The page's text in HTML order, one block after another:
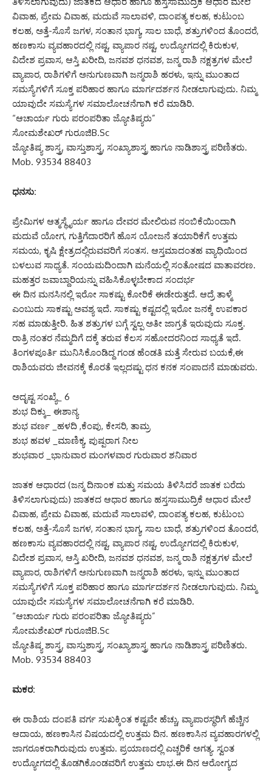
ವಿವಾಹ, ಪ್ರೇಮ ವಿವಾಹ, ಮದುವೆ ಸಾಲಾವಳಿ, ದಾಂಪತ್ಯ ಕಲಹ, ಕುಟುಂಬ
ಕಲಹ, ಅತ್ತೆ-ಸೊಸೆ ಜಗಳ, ಸಂತಾನ ಭಾಗ್ಯ, ಸಾಲ ಬಾಧೆ, ಶತ್ರುಗಳಿಂದ ತೊಂದರೆ,
ಹಣಕಾಸು ವ್ಯವಹಾರದಲ್ಲಿ ನಷ್ಟ, ವ್ಯಾಪಾರ ನಷ್ಟ, ಉದ್ಯೋಗದಲ್ಲಿ ಕಿರುಕುಳ,
ವಿದೇಶ ಪ್ರವಾಸ, ಆಸ್ತಿ ಖರೀದಿ, ಜನವಶ ಧನವಶ, ಜನ್ಮ ರಾಶಿ ನಕ್ಷತ್ರಗಳ ಮೇಲೆ
ವ್ಯಾಪಾರ, ರಾಶಿಗಳಿಗೆ ಅನುಗುಣವಾಗಿ ಜನ್ಮರಾಶಿ ಹರಳು, ಇನ್ನು ಮುಂತಾದ
ಸಮಸ್ಯೆಗಳಿಗೆ ಸೂಕ್ತ ಪರಿಹಾರ ಹಾಗೂ ಮಾರ್ಗದರ್ಶನ ನೀಡಲಾಗುವುದು. ನಿಮ್ಮ
ಯಾವುದೇ ಸಮಸ್ಯೆಗಳ ಸಮಾಲೋಚನೆಗಾಗಿ ಕರೆ ಮಾಡಿರಿ.
“ಆಚಾರ್ಯ ಗುರು ಪರಂಪರಿತಾ ಜ್ಯೋತಿಷ್ಯರು”
ಸೋಮಶೇಖರ್ ಗುರೂಜಿB.Sc
ಜ್ಯೋತಿಷ್ಯ ಶಾಸ್ತ್ರ, ವಾಸ್ತುಶಾಸ್ತ್ರ, ಸಂಖ್ಯಾಶಾಸ್ತ್ರ ಹಾಗೂ ನಾಡಿಶಾಸ್ತ್ರ ಪರಿಣಿತರು.
Mob. 93534 88403
ಧನಸು:
ಪ್ರೇಮಿಗಳ ಆತ್ಮಸ್ಥೈರ್ಯ ಹಾಗೂ ದೇವರ ಮೇಲಿರುವ ನಂಬಿಕೆಯಿಂದಾಗಿ
ಮದುವೆ ಯೋಗ, ಗುತ್ತಿಗೆದಾರರಿಗೆ ಹೊಸ ಯೋಜನೆ ತಯಾರಿಕೆಗೆ ಉತ್ತಮ
ಸಮಯ, ಕೃಷಿ ಕ್ಷೇತ್ರದಲ್ಲಿರುವವರಿಗೆ ಸಂತಸ. ಆಸ್ತಮಾದಂತಹ ವ್ಯಾಧಿಯಿಂದ
ಬಳಲುವ ಸಾಧ್ಯತೆ. ಸಂಯಮದಿಂದಾಗಿ ಮನೆಯಲ್ಲಿ ಸಂತೋಷದ ವಾತಾವರಣ.
ಮಹತ್ತರ ಜವಾಬ್ದಾರಿಯನ್ನು ವಹಿಸಿಕೊಳ್ಳಬೇಕಾದ ಸಂದರ್ಭ
ಈ ದಿನ ಮನಸಿನಲ್ಲಿ ಇರೋ ಸಾಕಷ್ಟು ಕೋರಿಕೆ ಈಡೇರುತ್ತದೆ. ಆದ್ರೆ ತಾಳ್ಮೆ
ಎಂಬುದು ಸಾಕಷ್ಟು ಅವಶ್ಯ ಇದೆ. ಸಾಕಷ್ಟು ಕಷ್ಟದಲ್ಲಿ ಇರೋ ಜನಕ್ಕೆ ಉಪಕಾರ
ಸಹ ಮಾಡುತ್ತೀರಿ. ಹಿತ ಶತ್ರುಗಳ ಬಗ್ಗೆ ಸ್ವಲ್ಪ ಅತೀ ಜಾಗ್ರತೆ ಇರುವುದು ಸೂಕ್ತ.
ರಾತ್ರಿ ನಂತರ ನೆಮ್ಮದಿಗೆ ದಕ್ಕೆ ತರುವ ಕೆಲಸ ಸಹೋದರನಿಂದ ಸಾಧ್ಯತೆ ಇದೆ.
ತಿಂಗಳಪೂರ್ತಿ ಮುನಿಸಿಕೊಂಡಿದ್ದ ಗಂಡ ಹೆಂಡತಿ ಮತ್ತೆ ಸೇರುವ ಬಯಕೆ,ಈ
ರಾಶಿಯವರು ಜೀವನಕ್ಕೆ ಕೊರತೆ ಇಲ್ಲದಷ್ಟು ಧನ ಕನಕ ಸಂಪಾದನೆ ಮಾಡುವರು.
ಅದೃಷ್ಟ ಸಂಖ್ಯೆ_ 6
ಶುಭ ದಿಕ್ಕು_ ಈಶಾನ್ಯ
ಶುಭ ವರ್ಣ _ಹಳದಿ ,ಕೆಂಪು, ಕೇಸರಿ, ತಾಮ್ರ
ಶುಭ ಹವಳ _ಮಾಣಿಕ್ಯ, ಪುಷ್ಪರಾಗ ನೀಲ
ಶುಭವಾರ _ಭಾನುವಾರ ಮಂಗಳವಾರ ಗುರುವಾರ ಶನಿವಾರ
ಜಾತಕ ಆಧಾರದ (ಜನ್ಮ ದಿನಾಂಕ ಮತ್ತು ಸಮಯ ತಿಳಿಸಿದರೆ ಜಾತಕ ಬರೆದು
ತಿಳಿಸಲಾಗುವುದು) ಜಾತಕದ ಆಧಾರ ಹಾಗೂ ಹಸ್ತಸಾಮುದ್ರಿಕೆ ಆಧಾರ ಮೇಲೆ
ವಿವಾಹ, ಪ್ರೇಮ ವಿವಾಹ, ಮದುವೆ ಸಾಲಾವಳಿ, ದಾಂಪತ್ಯ ಕಲಹ, ಕುಟುಂಬ
ಕಲಹ, ಅತ್ತೆ-ಸೊಸೆ ಜಗಳ, ಸಂತಾನ ಭಾಗ್ಯ, ಸಾಲ ಬಾಧೆ, ಶತ್ರುಗಳಿಂದ ತೊಂದರೆ,
ಹಣಕಾಸು ವ್ಯವಹಾರದಲ್ಲಿ ನಷ್ಟ, ವ್ಯಾಪಾರ ನಷ್ಟ, ಉದ್ಯೋಗದಲ್ಲಿ ಕಿರುಕುಳ,
ವಿದೇಶ ಪ್ರವಾಸ, ಆಸ್ತಿ ಖರೀದಿ, ಜನವಶ ಧನವಶ, ಜನ್ಮ ರಾಶಿ ನಕ್ಷತ್ರಗಳ ಮೇಲೆ
ವ್ಯಾಪಾರ, ರಾಶಿಗಳಿಗೆ ಅನುಗುಣವಾಗಿ ಜನ್ಮರಾಶಿ ಹರಳು, ಇನ್ನು ಮುಂತಾದ
ಸಮಸ್ಯೆಗಳಿಗೆ ಸೂಕ್ತ ಪರಿಹಾರ ಹಾಗೂ ಮಾರ್ಗದರ್ಶನ ನೀಡಲಾಗುವುದು. ನಿಮ್ಮ
ಯಾವುದೇ ಸಮಸ್ಯೆಗಳ ಸಮಾಲೋಚನೆಗಾಗಿ ಕರೆ ಮಾಡಿರಿ.
“ಆಚಾರ್ಯ ಗುರು ಪರಂಪರಿತಾ ಜ್ಯೋತಿಷ್ಯರು”
ಸೋಮಶೇಖರ್ ಗುರೂಜಿB.Sc
ಜ್ಯೋತಿಷ್ಯ ಶಾಸ್ತ್ರ, ವಾಸ್ತುಶಾಸ್ತ್ರ, ಸಂಖ್ಯಾಶಾಸ್ತ್ರ ಹಾಗೂ ನಾಡಿಶಾಸ್ತ್ರ ಪರಿಣಿತರು.
Mob. 93534 88403
ಮಕರ:
ಈ ರಾಶಿಯ ದಂಪತಿ ವರ್ಗ ಸುಖಕ್ಕಿಂತ ಕಷ್ಟವೇ ಹೆಚ್ಚು, ವ್ಯಾಪಾರಸ್ಥರಿಗೆ ಹೆಚ್ಚಿನ
ಆದಾಯ, ಹಣಕಾಸಿನ ವಿಷಯದಲ್ಲಿ ಉತ್ತಮ ದಿನ. ಹಣಕಾಸಿನ ವ್ಯವಹಾರಗಳಲ್ಲಿ
ಜಾಗರೂಕರಾಗಿರುವುದು ಉತ್ತಮ. ಪ್ರಯಾಣದಲ್ಲಿ ಎಚ್ಚರಿಕೆ ಅಗತ್ಯ. ಸ್ವಂತ
ಉದ್ಯೋಗದಲ್ಲಿ ತೊಡಗಿಕೊಂಡವರಿಗೆ ಉತ್ತಮ ಲಾಭ.ಈ ದಿನ ಆರೋಗ್ಯದ